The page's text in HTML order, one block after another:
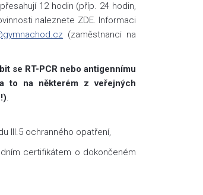
12 hodin (příp. 24 hodin,
naleznete ZDE. Informaci
(zaměstnanci na
se RT-PCR nebo antigennímu
to na některém z veřejných
.
III.5 ochranného opatření,
certifikátem o dokončeném